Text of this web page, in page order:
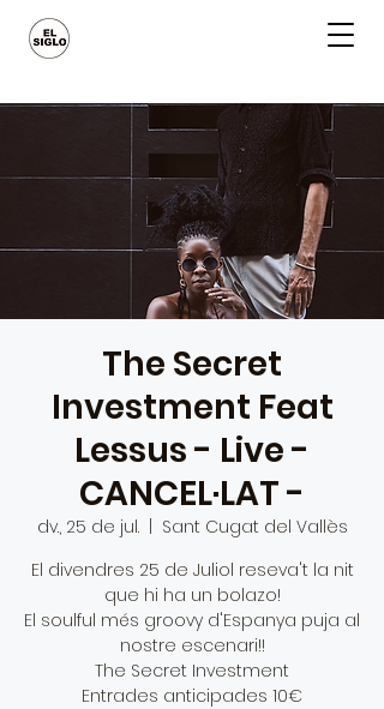
The Secret
Investment Feat
Lessus - Live -
CANCEL·LAT -
dv., 25 de jul.
  |
Sant Cugat del Vallès
El divendres 25 de Juliol reseva't la nit
que hi ha un bolazo!
El soulful més groovy d'Espanya puja al
nostre escenari!!
The Secret Investment
Entrades anticipades 10€